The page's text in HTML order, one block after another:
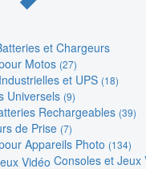
et Chargeurs
Motos (27)
et UPS (18)
Universels (9)
Rechargeables (39)
de Prise (7)
Appareils Photo (134)
Consoles et Jeux